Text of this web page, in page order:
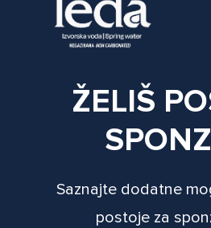
ŽELIŠ
Saznajte dodatne
postoje za